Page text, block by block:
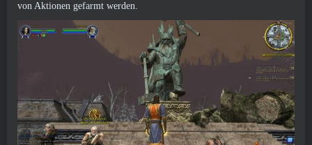
von Aktionen gefarmt werden.